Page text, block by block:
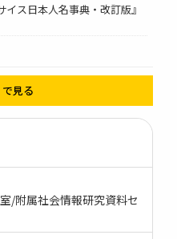
ス日本人名事典・改訂版』
見る
/附属社会情報研究資料セ